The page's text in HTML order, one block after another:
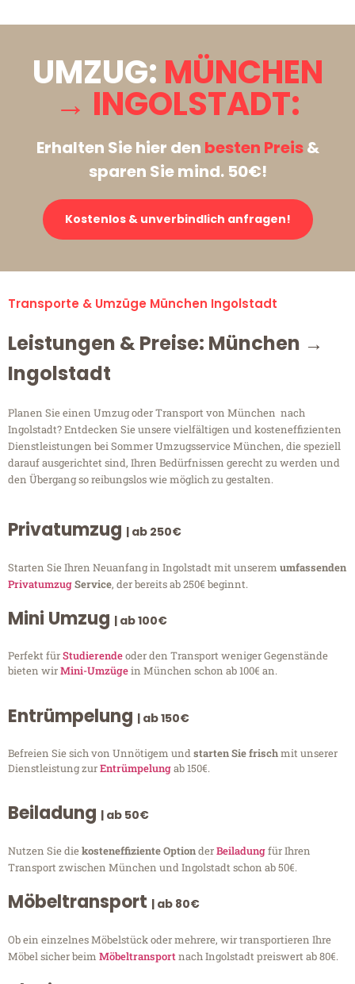
UMZUG: MÜNCHEN
→ INGOLSTADT:
Erhalten Sie hier den besten Preis&
sparen Sie mind. 50€!
Kostenlos & unverbindlich anfragen!
Transporte & Umzüge München Ingolstadt
Leistungen & Preise: München →
Ingolstadt
Planen Sie einen Umzug oder Transport von München nach
Ingolstadt? Entdecken Sie unsere vielfältigen und kosteneffizienten
Dienstleistungen bei Sommer Umzugsservice München, die speziell
darauf ausgerichtet sind, Ihren Bedürfnissen gerecht zu werden und
den Übergang so reibungslos wie möglich zu gestalten.
Privatumzug | ab 250€
Starten Sie Ihren Neuanfang in Ingolstadt mit unserem umfassenden
PrivatumzugService, der bereits ab 250€ beginnt.
Mini Umzug | ab 100€
Perfekt fürStudierendeoder den Transport weniger Gegenstände
bieten wirMini-Umzügein München schon ab 100€ an.
Entrümpelung | ab 150€
Befreien Sie sich von Unnötigem undstarten Sie frischmit unserer
Dienstleistung zurEntrümpelungab 150€.
Beiladung | ab 50€
Nutzen Sie diekosteneffiziente OptionderBeiladungfür Ihren
Transport zwischen München und Ingolstadt schon ab 50€.
Möbeltransport | ab 80€
Ob ein einzelnes Möbelstück oder mehrere, wir transportieren Ihre
Möbel sicher beim Möbeltransportnach Ingolstadt preiswert ab 80€.